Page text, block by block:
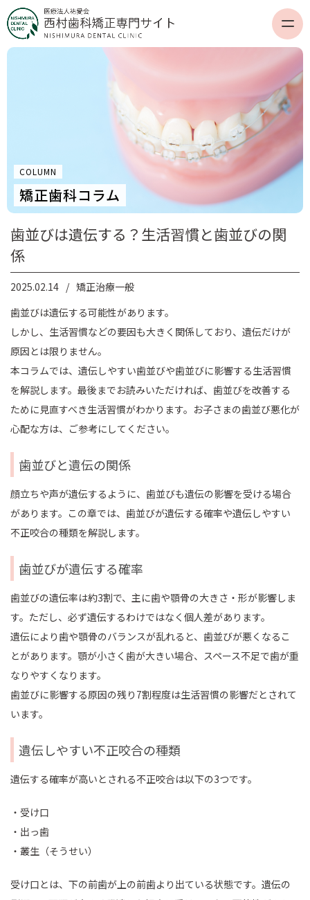
COLUMN
矯正歯科コラム
歯並びは遺伝する？生活習慣と歯並びの関
係
2025.02.14
矯正治療一般
歯並びは遺伝する可能性があります。
しかし、生活習慣などの要因も大きく関係しており、遺伝だけが
原因とは限りません。
本コラムでは、遺伝しやすい歯並びや歯並びに影響する生活習慣
を解説します。最後までお読みいただければ、歯並びを改善する
ために見直すべき生活習慣がわかります。お子さまの歯並び悪化が
心配な方は、ご参考にしてください。
歯並びと遺伝の関係
顔立ちや声が遺伝するように、歯並びも遺伝の影響を受ける場合
があります。この章では、歯並びが遺伝する確率や遺伝しやすい
不正咬合の種類を解説します。
歯並びが遺伝する確率
歯並びの遺伝率は約3割で、主に歯や顎骨の大きさ・形が影響しま
す。ただし、必ず遺伝するわけではなく個人差があります。
遺伝により歯や顎骨のバランスが乱れると、歯並びが悪くなるこ
とがあります。顎が小さく歯が大きい場合、スペース不足で歯が重
なりやすくなります。
歯並びに影響する原因の残り7割程度は生活習慣の影響だとされて
います。
遺伝しやすい不正咬合の種類
遺伝する確率が高いとされる不正咬合は以下の3つです。
・受け口
・出っ歯
・叢生（そうせい）
受け口とは、下の前歯が上の前歯より出ている状態です。遺伝の